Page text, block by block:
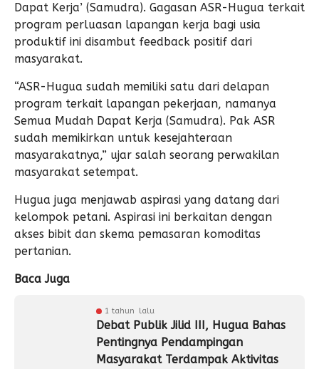
Dapat Kerja’ (Samudra). Gagasan ASR-Hugua terkait
program perluasan lapangan kerja bagi usia
produktif ini disambut feedback positif dari
masyarakat.
“ASR-Hugua sudah memiliki satu dari delapan
program terkait lapangan pekerjaan, namanya
Semua Mudah Dapat Kerja (Samudra). Pak ASR
sudah memikirkan untuk kesejahteraan
masyarakatnya,” ujar salah seorang perwakilan
masyarakat setempat.
Hugua juga menjawab aspirasi yang datang dari
kelompok petani. Aspirasi ini berkaitan dengan
akses bibit dan skema pemasaran komoditas
pertanian.
Baca Juga
1 tahun lalu
Debat Publik Jilid III, Hugua Bahas
Pentingnya Pendampingan
Masyarakat Terdampak Aktivitas